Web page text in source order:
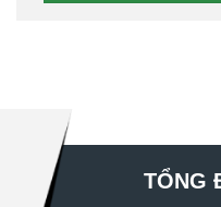
TỔNG